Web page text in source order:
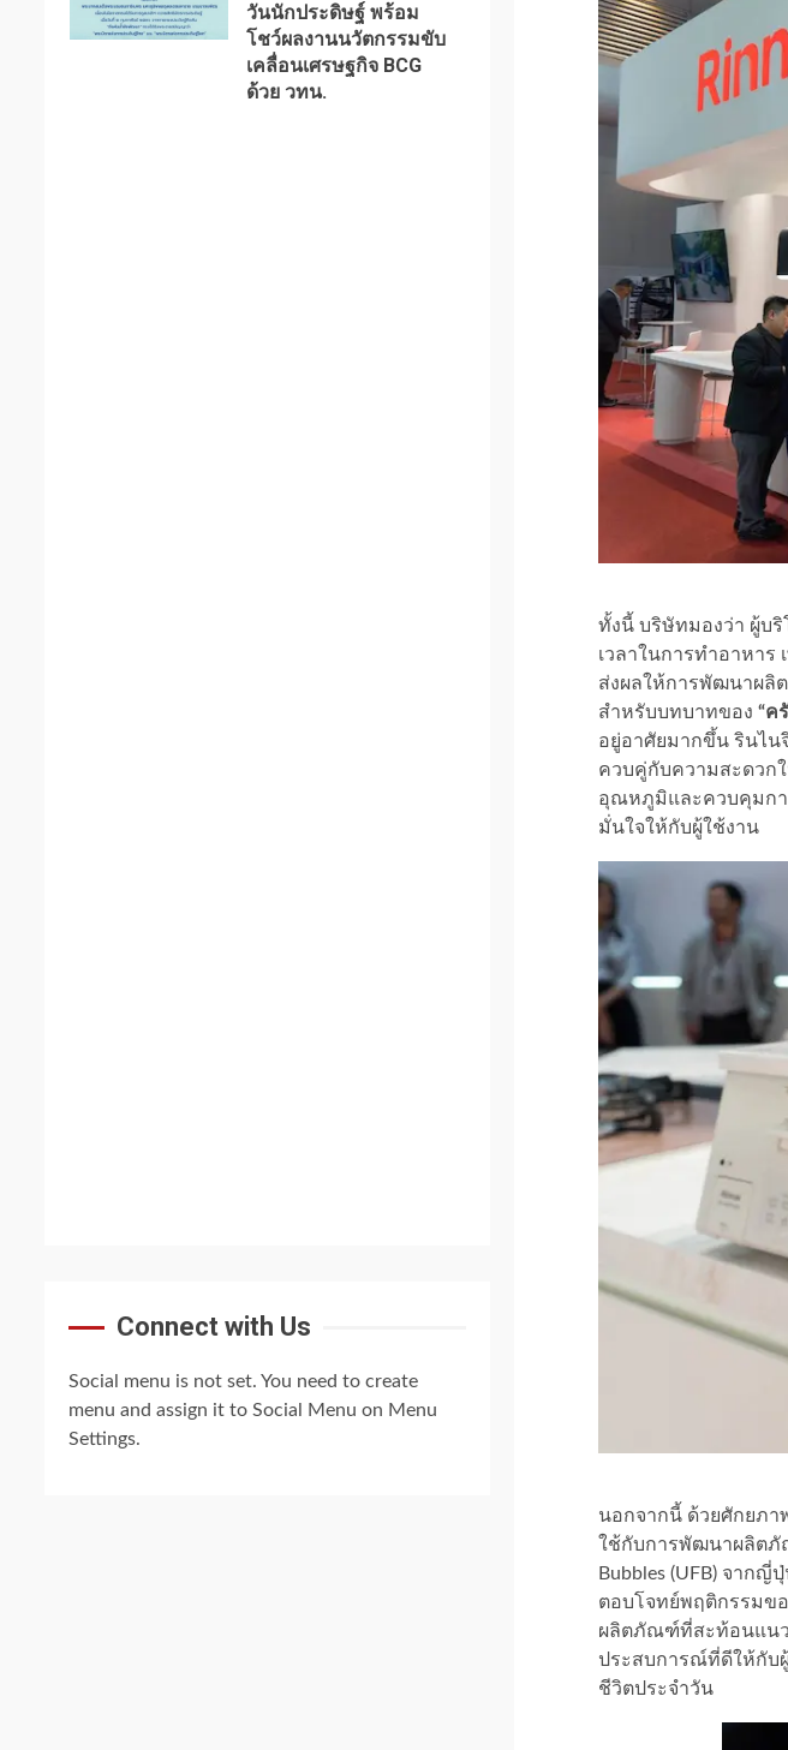
ทั้งนี้ บริษัทมองว่า ผู้บ
เวลาในการทำอาหา
ส่งผลให้การพัฒนาผลิ
สำหรับบทบาทของ “ค
อยู่อาศัยมากขึ้น รินไ
ควบคู่กับความสะดวกใ
อุณหภูมิและควบคุมกา
มั่นใจให้กับผู้ใช้งาน
นอกจากนี้ ด้วยศักยภา
ใช้กับการพัฒนาผลิตภั
Bubbles (UFB) จาก
ตอบโจทย์พฤติกรรมข
ผลิตภัณฑ์ที่สะท้อนแนว
ประสบการณ์ที่ดีให้กับ
ชีวิตประจำวัน
1
วันนักประดิษฐ์ พร้อม
โชว์ผลงานนวัตกรรมขับ
เคลื่อนเศรษฐกิจ BCG
ด้วย วทน.
Connect with Us
Social menu is not set. You need to create
menu and assign it to Social Menu on Menu
Settings.